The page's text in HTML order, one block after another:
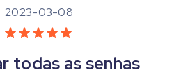
2023-03-08
todas as senhas